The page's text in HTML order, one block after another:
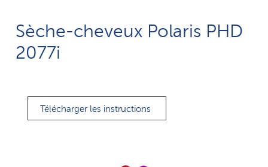
Sèche-cheveux Polaris PHD
2077i
Télécharger les instructions